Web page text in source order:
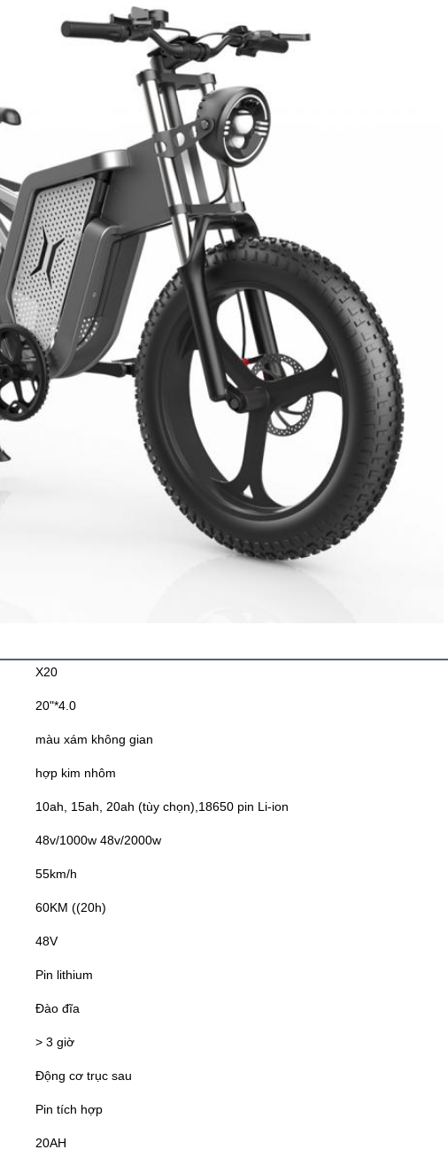
X20
20"*4.0
màu xám không gian
hợp kim nhôm
10ah, 15ah, 20ah (tùy chọn),18650 pin Li-ion
48v/1000w 48v/2000w
55km/h
60KM ((20h)
48V
Pin lithium
Đào đĩa
> 3 giờ
Động cơ trục sau
Pin tích hợp
20AH